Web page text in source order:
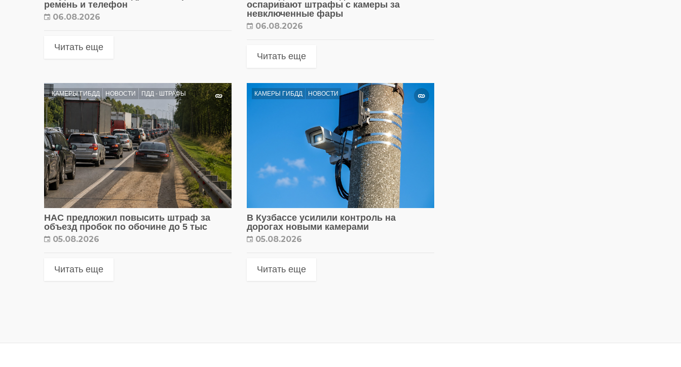
ремень и телефон
06.08.2026
Читать еще
оспаривают штрафы с камеры за
невключенные фары
06.08.2026
Читать еще
КАМЕРЫ ГИБДД НОВОСТИ ПДД - ШТРАФЫ
НАС предложил повысить штраф за
объезд пробок по обочине до 5 тыс
05.08.2026
Читать еще
КАМЕРЫ ГИБДД НОВОСТИ
В Кузбассе усилили контроль на
дорогах новыми камерами
05.08.2026
Читать еще